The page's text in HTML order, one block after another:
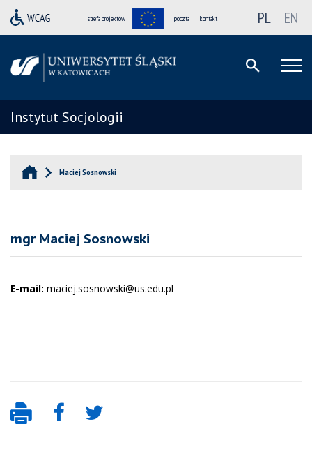
strefa projektów poczta kontakt PL EN
Instytut Socjologii
Maciej Sosnowski
mgr Maciej Sosnowski
E-mail: maciej.sosnowski@us.edu.pl